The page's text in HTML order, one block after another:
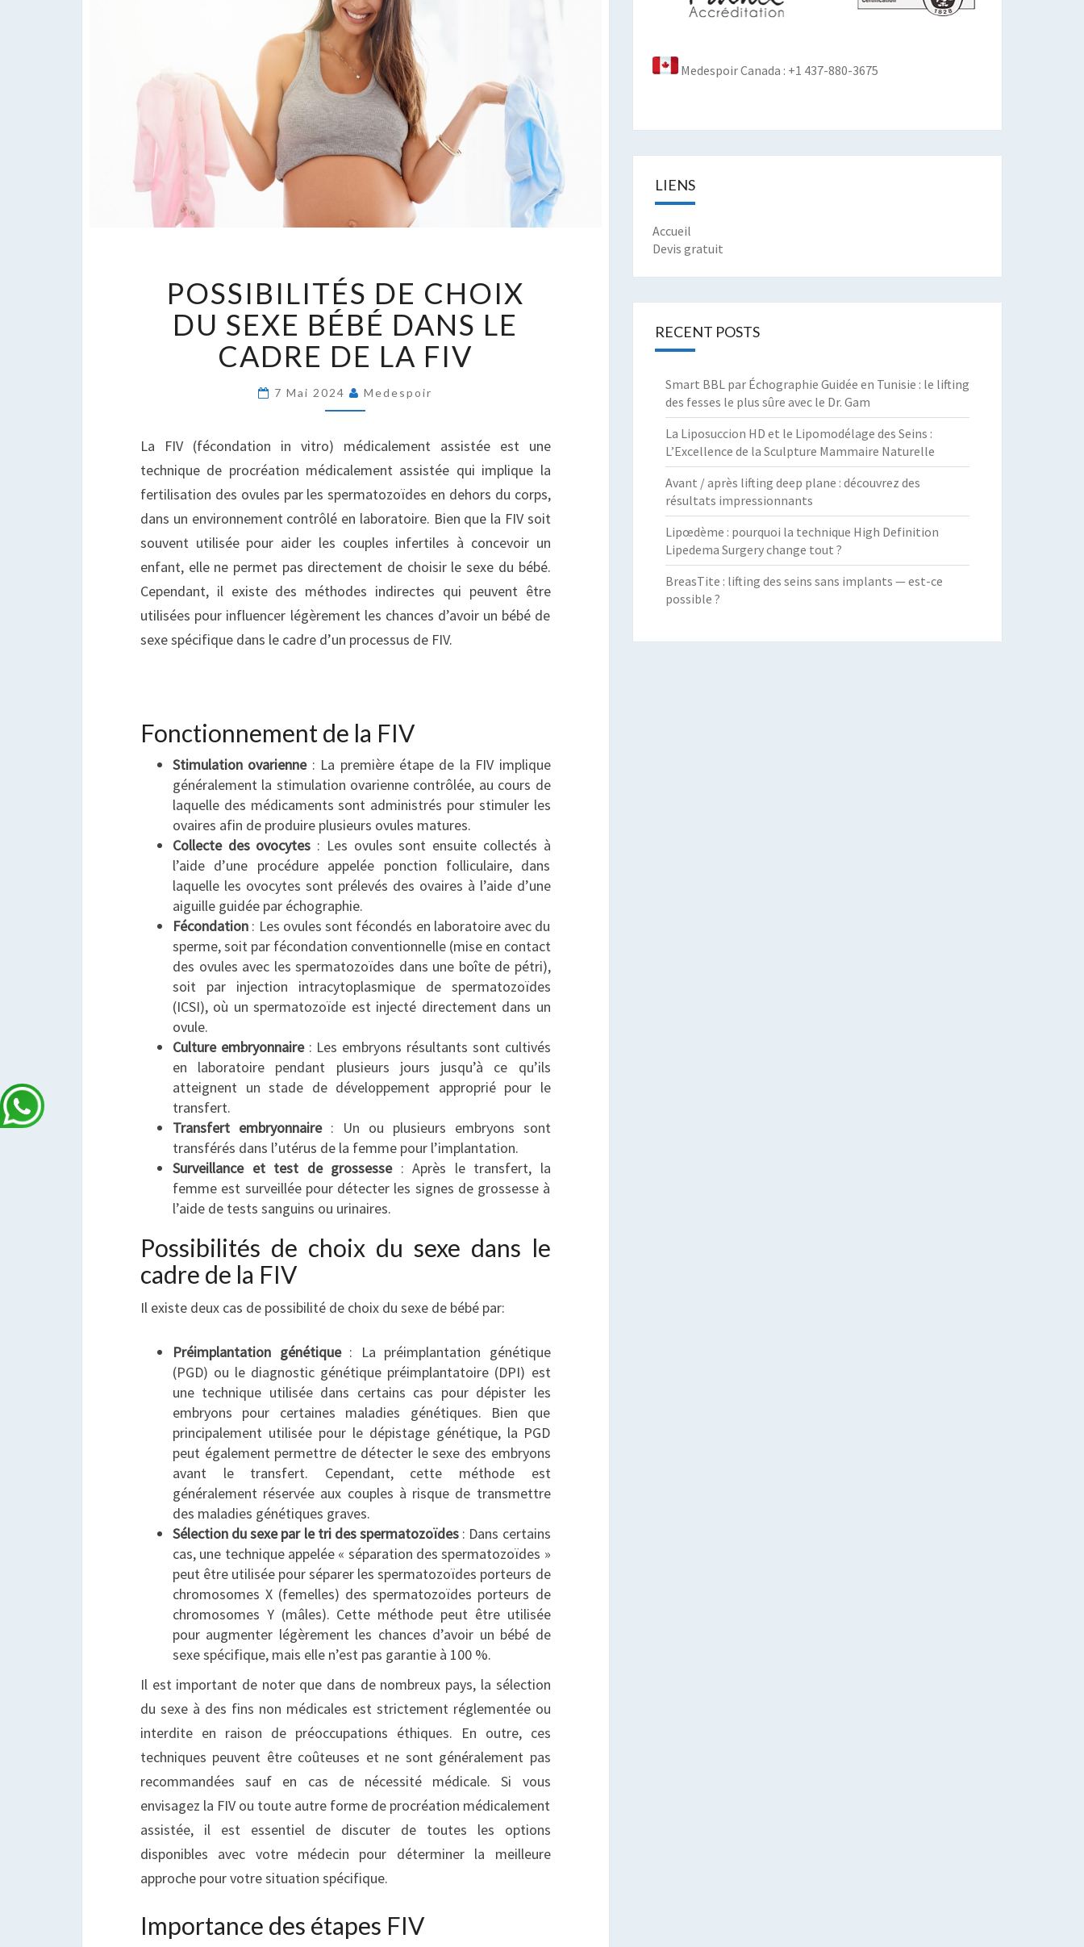
DE
CHOIX
DU
SEXE
BÉBÉ
DANS
LE
DE
LA
FIV
POSSIBILITÉS DE CHOIX
DU SEXE BÉBÉ DANS LE
CADRE DE LA FIV
7 Mai 2024 Medespoir
La FIV (fécondation in vitro) médicalement assistée est une
technique de procréation médicalement assistée qui implique la
fertilisation des ovules par les spermatozoïdes en dehors du corps,
dans un environnement contrôlé en laboratoire. Bien que la FIV soit
souvent utilisée pour aider les couples infertiles à concevoir un
enfant, elle ne permet pas directement de choisir le sexe du bébé.
Cependant, il existe des méthodes indirectes qui peuvent être
utilisées pour influencer légèrement les chances d’avoir un bébé de
sexe spécifique dans le cadre d’un processus de FIV.
Fonctionnement de la FIV
Stimulation ovarienne: La première étape de la FIV implique
généralement la stimulation ovarienne contrôlée, au cours de
laquelle des médicaments sont administrés pour stimuler les
ovaires afin de produire plusieurs ovules matures.
Collecte des ovocytes : Les ovules sont ensuite collectés à
l’aide d’une procédure appelée ponction folliculaire, dans
laquelle les ovocytes sont prélevés des ovaires à l’aide d’une
aiguille guidée par échographie.
Fécondation : Les ovules sont fécondés en laboratoire avec du
sperme, soit par fécondation conventionnelle (mise en contact
des ovules avec les spermatozoïdes dans une boîte de pétri),
soit par injection intracytoplasmique de spermatozoïdes
(ICSI), où un spermatozoïde est injecté directement dans un
ovule.
Culture embryonnaire: Les embryons résultants sont cultivés
en laboratoire pendant plusieurs jours jusqu’à ce qu’ils
atteignent un stade de développement approprié pour le
transfert.
Transfert embryonnaire: Un ou plusieurs embryons sont
transférés dans l’utérus de la femme pour l’implantation.
Surveillance et test de grossesse: Après le transfert, la
femme est surveillée pour détecter les signes de grossesse à
l’aide de tests sanguins ou urinaires.
Possibilités de choix du sexe dans le
cadre de la FIV
Il existe deux cas de possibilité de choix du sexe de bébé par:
Préimplantation génétique: La préimplantation génétique
(PGD) ou le diagnostic génétique préimplantatoire (DPI) est
une technique utilisée dans certains cas pour dépister les
embryons pour certaines maladies génétiques. Bien que
principalement utilisée pour le dépistage génétique, la PGD
peut également permettre de détecter le sexe des embryons
avant le transfert. Cependant, cette méthode est
généralement réservée aux couples à risque de transmettre
des maladies génétiques graves.
Sélection du sexe par le tri des spermatozoïdes : Dans certains
cas, une technique appelée « séparation des spermatozoïdes »
peut être utilisée pour séparer les spermatozoïdes porteurs de
chromosomes X (femelles) des spermatozoïdes porteurs de
chromosomes Y (mâles). Cette méthode peut être utilisée
pour augmenter légèrement les chances d’avoir un bébé de
sexe spécifique, mais elle n’est pas garantie à 100 %.
Il est important de noter que dans de nombreux pays, la sélection
du sexe à des fins non médicales est strictement réglementée ou
interdite en raison de préoccupations éthiques. En outre, ces
techniques peuvent être coûteuses et ne sont généralement pas
recommandées sauf en cas de nécessité médicale. Si vous
envisagez la FIV ou toute autre forme de procréation médicalement
assistée, il est essentiel de discuter de toutes les options
disponibles avec votre médecin pour déterminer la meilleure
approche pour votre situation spécifique.
Importance des étapes FIV
Medespoir Canada : +1 437-880-3675
LIENS
Accueil
Devis gratuit
RECENT POSTS
Smart BBL par Échographie Guidée en Tunisie : le lifting
des fesses le plus sûre avec le Dr. Gam
La Liposuccion HD et le Lipomodélage des Seins :
L’Excellence de la Sculpture Mammaire Naturelle
Avant / après lifting deep plane : découvrez des
résultats impressionnants
Lipœdème : pourquoi la technique High Definition
Lipedema Surgery change tout ?
BreasTite : lifting des seins sans implants — est-ce
possible ?